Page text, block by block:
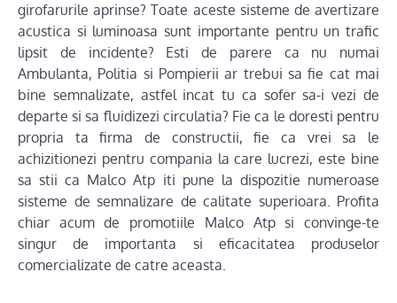
girofarurile aprinse? Toate aceste sisteme de avertizare
acustica si luminoasa sunt importante pentru un trafic
lipsit de incidente? Esti de parere ca nu numai
Ambulanta, Politia si Pompierii ar trebui sa fie cat mai
bine semnalizate, astfel incat tu ca sofer sa-i vezi de
departe si sa fluidizezi circulatia? Fie ca le doresti pentru
propria ta firma de constructii, fie ca vrei sa le
achizitionezi pentru compania la care lucrezi, este bine
sa stii ca Malco Atp iti pune la dispozitie numeroase
sisteme de semnalizare de calitate superioara. Profita
chiar acum de promotiile Malco Atp si convinge-te
singur de importanta si eficacitatea produselor
comercializate de catre aceasta.